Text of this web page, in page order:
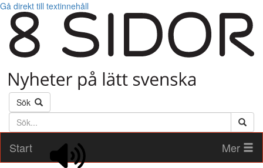
Gå direkt till textinnehåll
Sök
Söktext
Start
Mer